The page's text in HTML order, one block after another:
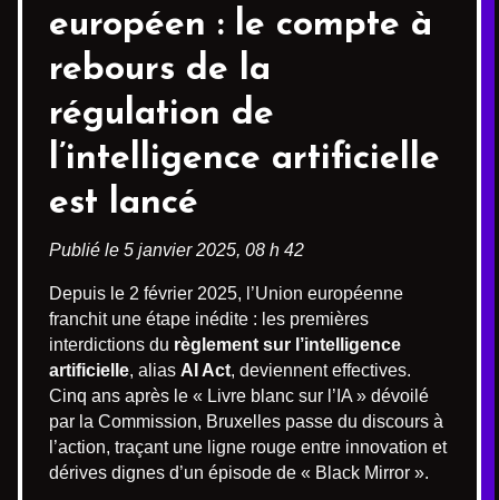
européen : le compte à
rebours de la
régulation de
l’intelligence artificielle
est lancé
Publié le 5 janvier 2025, 08 h 42
Depuis le 2 février 2025, l’Union européenne
franchit une étape inédite : les premières
interdictions du règlement sur l’intelligence
artificielle, alias AI Act, deviennent effectives.
Cinq ans après le « Livre blanc sur l’IA » dévoilé
par la Commission, Bruxelles passe du discours à
l’action, traçant une ligne rouge entre innovation et
dérives dignes d’un épisode de « Black Mirror ».